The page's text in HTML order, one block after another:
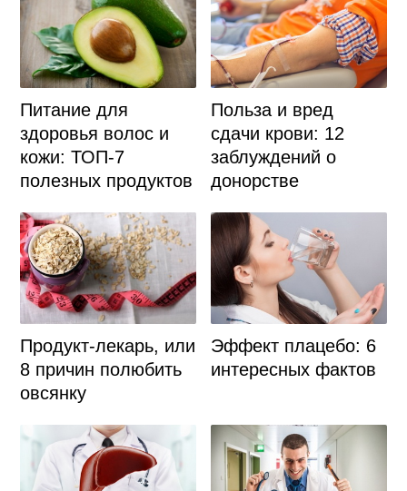
Питание для
здоровья волос и
кожи: ТОП-7
полезных продуктов
Польза и вред
сдачи крови: 12
заблуждений о
донорстве
Продукт-лекарь, или
8 причин полюбить
овсянку
Эффект плацебо: 6
интересных фактов